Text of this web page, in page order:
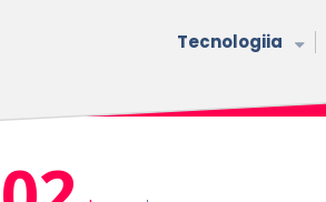
Tecnologiia